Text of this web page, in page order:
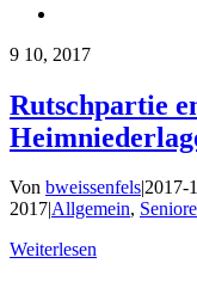
9 10, 2017
Rutschpartie
Von bweissenfels|2017-
2017|Allgemein,
Weiterlesen